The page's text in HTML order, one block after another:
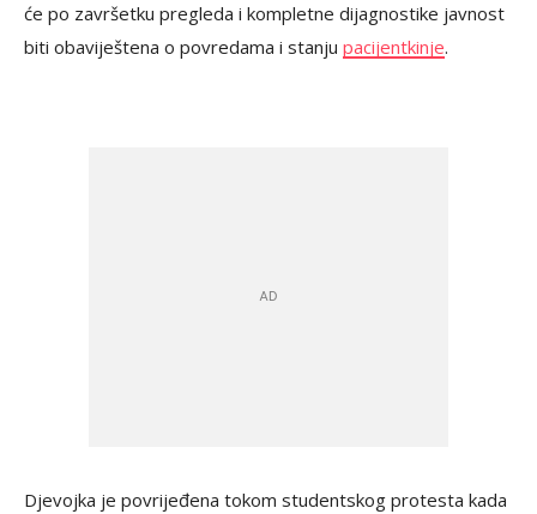
će po završetku pregleda i kompletne dijagnostike javnost
biti obaviještena o povredama i stanju pacijentkinje.
Djevojka je povrijeđena tokom studentskog protesta kada